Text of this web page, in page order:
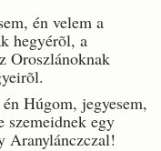
én velem a
hegyérõl, a
Oroszlánoknak
Húgom, jegyesem,
szemeidnek egy
Aranylánczczal!